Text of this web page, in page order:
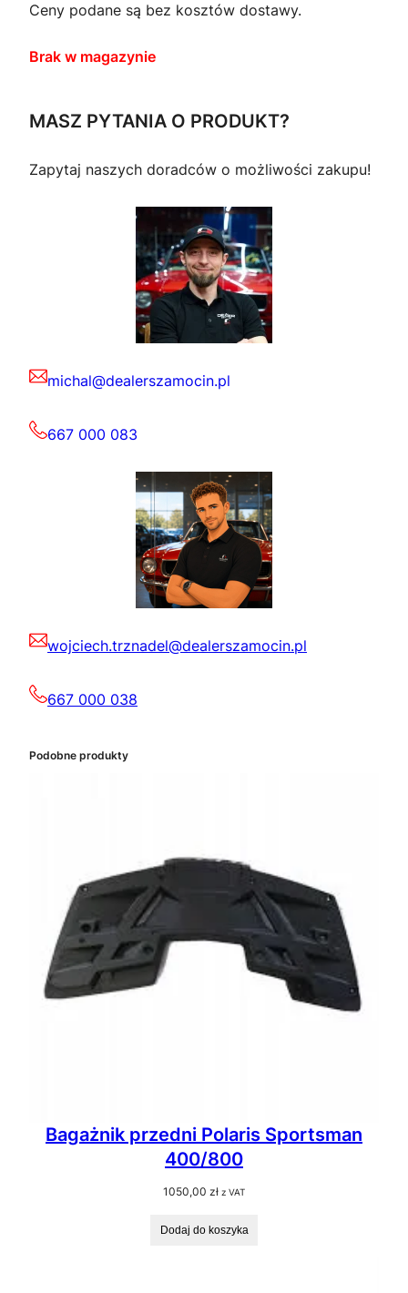
Ceny podane są bez kosztów dostawy.
Brak w magazynie
MASZ PYTANIA O PRODUKT?
Zapytaj naszych doradców o możliwości zakupu!
michal@dealerszamocin.pl
667 000 083
wojciech.trznadel@dealerszamocin.pl
667 000 038
Podobne produkty
Bagażnik przedni Polaris Sportsman
400/800
1050,00 zł z VAT
Dodaj do koszyka